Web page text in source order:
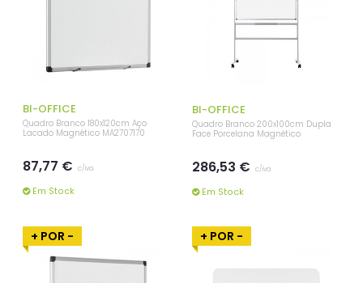
BI-OFFICE
Quadro Branco 180x120cm Aço
Lacado Magnético MA2707170
87,77 € c/iva
Em Stock
BI-OFFICE
Quadro Branco 200x100cm Dupla
Face Porcelana Magnético
286,53 € c/iva
Em Stock
+ POR - + POR -